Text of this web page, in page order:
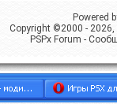
Powered
Copyright ©2000 -
PSPx Forum -